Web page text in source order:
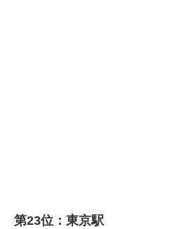
第23位：東京駅